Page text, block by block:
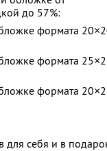
до 57%:
формата
формата
формата
для себя и в